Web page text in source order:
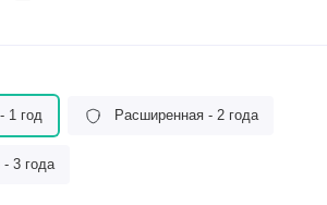
1 год Расширенная - 2 года
3 года